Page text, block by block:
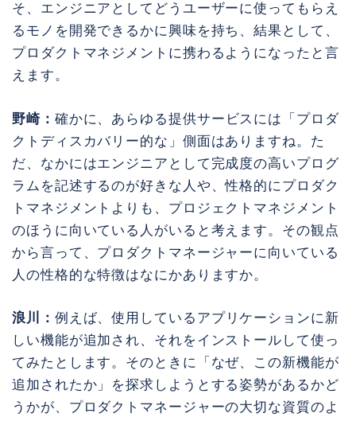
そ、エンジニアとしてどうユーザーに使ってもらえ
るモノを開発できるかに興味を持ち、結果として、
プロダクトマネジメントに携わるようになったと言
えます。
野崎： 確かに、あらゆる提供サービスには「プロダ
クトディスカバリー的な」側面はありますね。た
だ、なかにはエンジニアとして完成度の高いプログ
ラムを記述するのが好きな人や、性格的にプロダク
トマネジメントよりも、プロジェクトマネジメント
のほうに向いている人がいると考えます。その観点
から言って、プロダクトマネージャーに向いている
人の性格的な特徴はなにかありますか。
浪川： 例えば、使用しているアプリケーションに新
しい機能が追加され、それをインストールして使っ
てみたとします。そのときに「なぜ、この新機能が
追加されたか」を探求しようとする姿勢があるかど
うかが、プロダクトマネージャーの大切な資質のよ